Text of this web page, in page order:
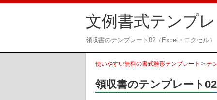
文例書式テンプ
領収書のテンプレート02（Excel・エクセル
使いやすい無料の書式雛形テンプレート > テ
領収書のテンプレート